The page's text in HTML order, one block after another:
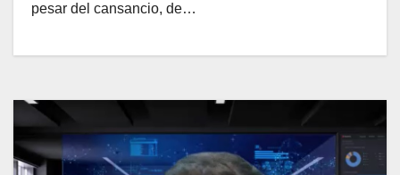
pesar del cansancio, de…